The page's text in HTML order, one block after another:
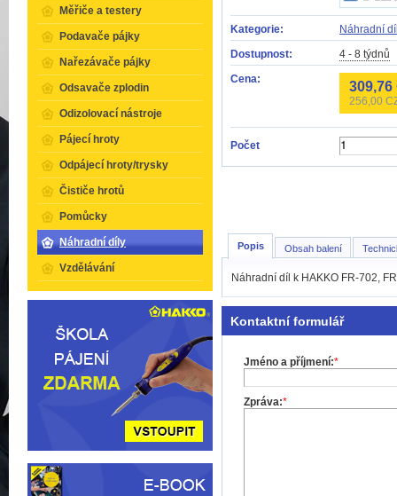
Kategorie:
Náhradní
Dostupnost:
4 - 8 týdnů
Cena:
309,76
256,00
Počet
Popis Obsah balení
Náhradní díl k HAKKO FR-702,
Kontaktní formulář
Jméno a příjmení:*
Zpráva:*
Měřiče a testery
Podavače pájky
Nařezávače pájky
Odsavače zplodin
Odizolovací nástroje
Pájecí hroty
Odpájecí hroty/trysky
Čističe hrotů
Pomůcky
Náhradní díly
Vzdělávání